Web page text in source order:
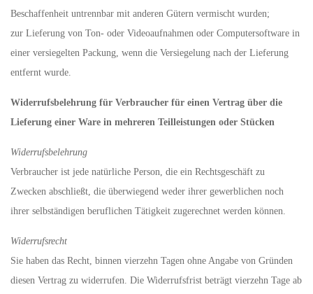
Beschaffenheit untrennbar mit anderen Gütern vermischt wurden;
zur Lieferung von Ton- oder Videoaufnahmen oder Computersoftware in
einer versiegelten Packung, wenn die Versiegelung nach der Lieferung
entfernt wurde.
Widerrufsbelehrung für Verbraucher für einen Vertrag über die
Lieferung einer Ware in mehreren Teilleistungen oder Stücken
Widerrufsbelehrung
Verbraucher ist jede natürliche Person, die ein Rechtsgeschäft zu
Zwecken abschließt, die überwiegend weder ihrer gewerblichen noch
ihrer selbständigen beruflichen Tätigkeit zugerechnet werden können.
Widerrufsrecht
Sie haben das Recht, binnen vierzehn Tagen ohne Angabe von Gründen
diesen Vertrag zu widerrufen. Die Widerrufsfrist beträgt vierzehn Tage ab